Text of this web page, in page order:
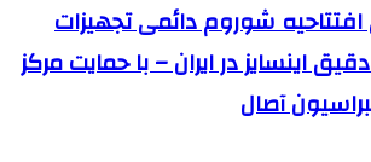
شوروم دائمی تجهیزات
اینسایز در ایران – با حمایت مرکز
آصال